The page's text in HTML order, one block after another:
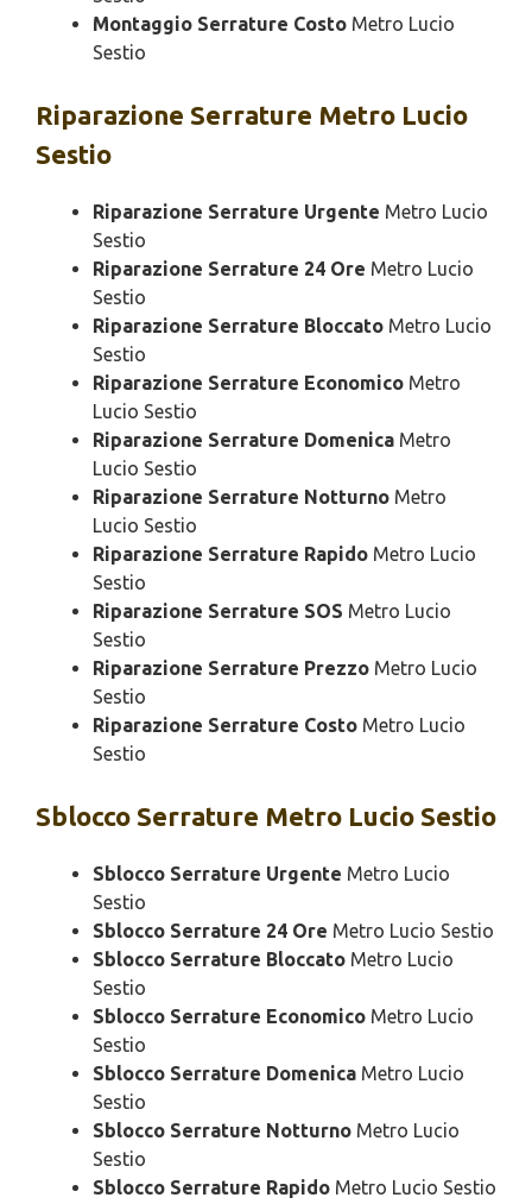
Montaggio Serrature Costo Metro Lucio
Sestio
Riparazione Serrature Metro Lucio
Sestio
Riparazione Serrature Urgente Metro Lucio
Sestio
Riparazione Serrature 24 Ore Metro Lucio
Sestio
Riparazione Serrature Bloccato Metro Lucio
Sestio
Riparazione Serrature Economico Metro
Lucio Sestio
Riparazione Serrature Domenica Metro
Lucio Sestio
Riparazione Serrature Notturno Metro
Lucio Sestio
Riparazione Serrature Rapido Metro Lucio
Sestio
Riparazione Serrature SOS Metro Lucio
Sestio
Riparazione Serrature Prezzo Metro Lucio
Sestio
Riparazione Serrature Costo Metro Lucio
Sestio
Sblocco Serrature Metro Lucio Sestio
Sblocco Serrature Urgente Metro Lucio
Sestio
Sblocco Serrature 24 Ore Metro Lucio Sestio
Sblocco Serrature Bloccato Metro Lucio
Sestio
Sblocco Serrature Economico Metro Lucio
Sestio
Sblocco Serrature Domenica Metro Lucio
Sestio
Sblocco Serrature Notturno Metro Lucio
Sestio
Sblocco Serrature Rapido Metro Lucio Sestio